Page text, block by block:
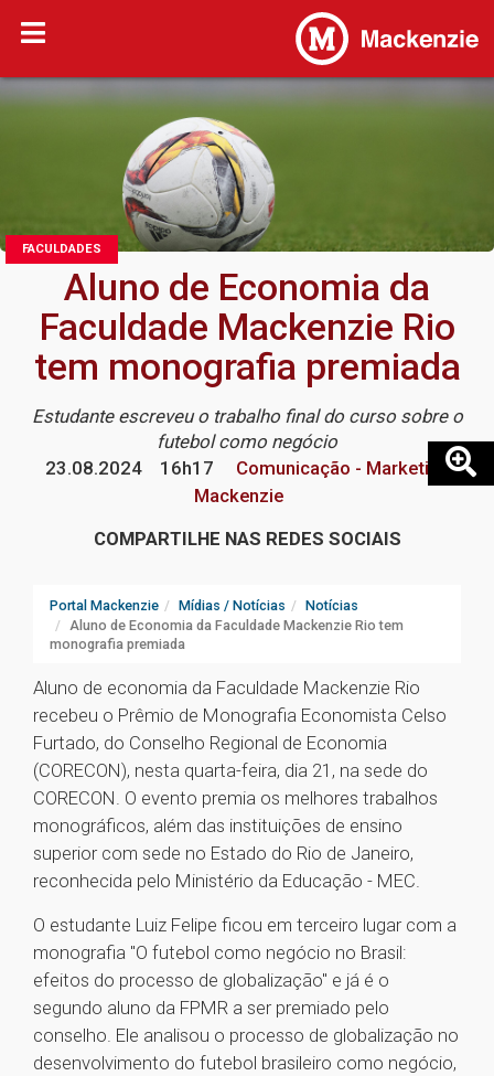
FACULDADES
Aluno de Economia da
Faculdade Mackenzie Rio
tem monografia premiada
Estudante escreveu o trabalho final do curso sobre o
futebol como negócio
23.08.2024
16h17
Comunicação - Marketing
Mackenzie
COMPARTILHE NAS REDES SOCIAIS
Portal Mackenzie Mídias / Notícias
Notícias
Aluno de Economia da Faculdade Mackenzie Rio tem
monografia premiada
Aluno de economia da Faculdade Mackenzie Rio
recebeu o Prêmio de Monografia Economista Celso
Furtado, do Conselho Regional de Economia
(CORECON), nesta quarta-feira, dia 21, na sede do
CORECON. O evento premia os melhores trabalhos
monográficos, além das instituições de ensino
superior com sede no Estado do Rio de Janeiro,
reconhecida pelo Ministério da Educação - MEC.
O estudante Luiz Felipe ficou em terceiro lugar com a
monografia "O futebol como negócio no Brasil:
efeitos do processo de globalização" e já é o
segundo aluno da FPMR a ser premiado pelo
conselho. Ele analisou o processo de globalização no
desenvolvimento do futebol brasileiro como negócio,